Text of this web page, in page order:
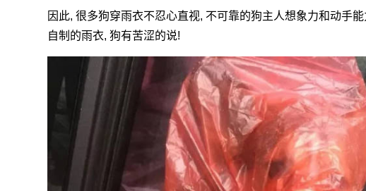
因此, 很多狗穿雨衣不忍心直视, 不可靠的狗主人想象力和动手
自制的雨衣, 狗有苦涩的说!